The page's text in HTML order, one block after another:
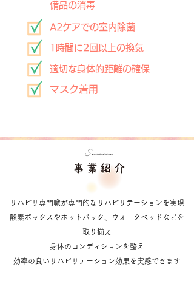
備品の消毒
A2ケアでの室内除菌
1時間に2回以上の換気
適切な身体的距離の確保
マスク着用
リハビリ専門職が専門的なリハビリテーションを実現
酸素ボックスやホットパック、ウォータベッドなどを​
取り揃え
身体のコンディションを整え
​効率の良いリハビリテーション効果を実感できます